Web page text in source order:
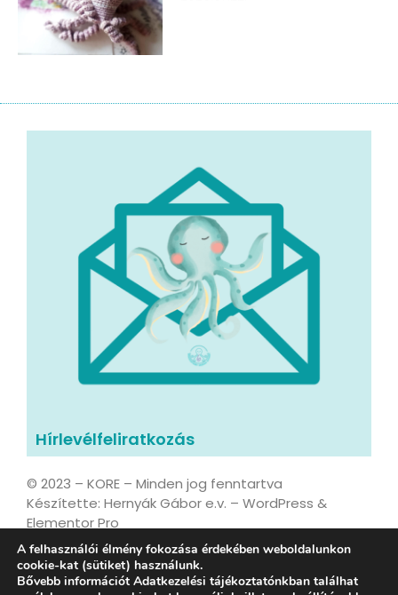
Hírlevélfeliratkozás
© 2023 – KORE – Minden jog fenntartva
Készítette: Hernyák Gábor e.v. – WordPress &
Elementor Pro
A felhasználói élmény fokozása érdekében weboldalunkon
cookie-kat (sütiket) használunk.
Bővebb információt Adatkezelési tájékoztatónkban találhat